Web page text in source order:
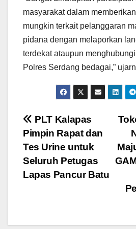
masyarakat dalam
mungkin terkait pelanggaran
pidana dengan melaporkan
terdekat ataupun
Polres Serdang bedagai,”
Navigasi
pos
PLT Kalapas
Pimpin Rapat dan
Tes Urine untuk
Seluruh Petugas
Lapas Pancur Batu